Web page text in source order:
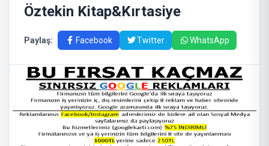
Öztekin Kitap&Kırtasiye
Paylaş: Facebook Twitter WhatsApp